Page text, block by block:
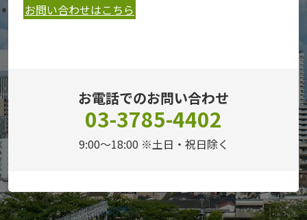
お問い合わせはこちら
お電話でのお問い合わせ
03-3785-4402
9:00～18:00 ※土日・祝日除く